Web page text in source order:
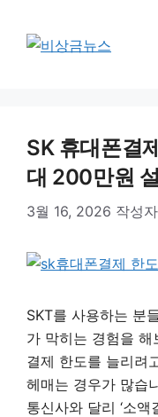
SK 휴대폰결
대 200만원
3월 16, 2026 작성
SKT를 사용하는 분
가 막히는 경험을
결제 한도를 늘리려
헤매는 경우가 많습
통신사와 달리 ‘소액